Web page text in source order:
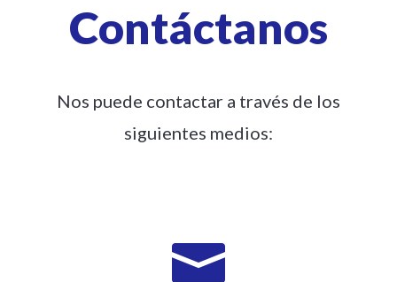
Contáctanos
Nos puede contactar a través de los
siguientes medios:
